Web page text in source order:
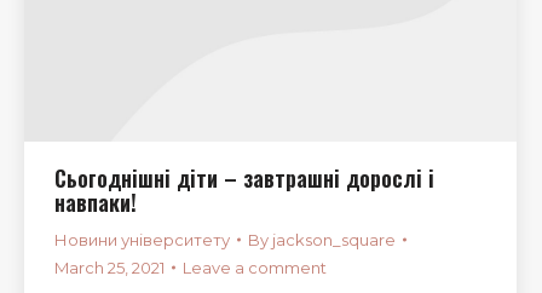
Сьогоднішні діти – завтрашні дорослі і
навпаки!
Новини університету By jackson_square
March 25, 2021
Leave a comment